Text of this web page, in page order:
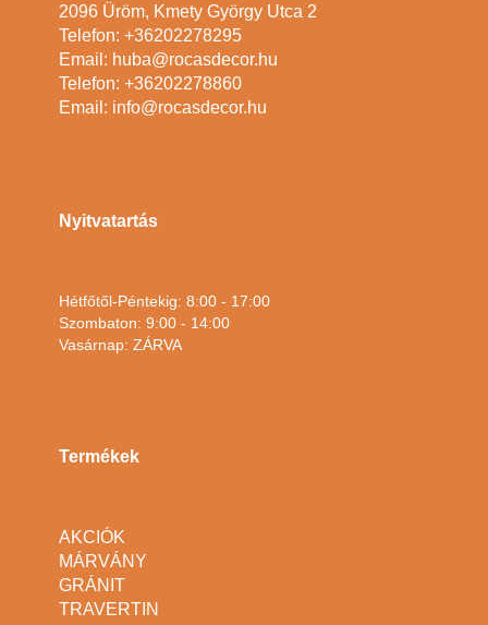
2096 Üröm, Kmety György Utca 2
Telefon: +36202278295
Email: huba@rocasdecor.hu
Telefon: +36202278860
Email: info@rocasdecor.hu
Nyitvatartás
Hétfőtől-Péntekig: 8:00 - 17:00
Szombaton: 9:00 - 14:00
Vasárnap: ZÁRVA
Termékek
AKCIÓK
MÁRVÁNY
GRÁNIT
TRAVERTIN